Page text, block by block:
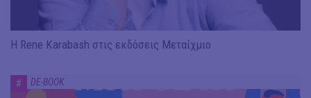
Η Rene Karabash στις εκδόσεις Μεταίχμιο
# DE-BOOK